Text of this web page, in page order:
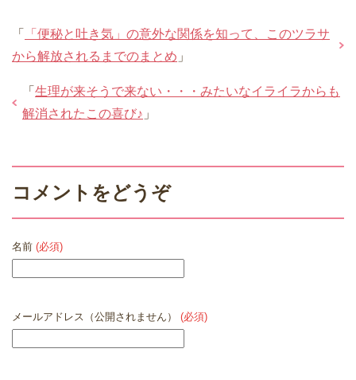
「
「便秘と吐き気」の意外な関係を知って、このツラサ
から解放されるまでのまとめ 」
「 生理が来そうで来ない・・・みたいなイライラからも
解消されたこの喜び♪ 」
コメントをどうぞ
名前 (必須)
メールアドレス（公開されません） (必須)